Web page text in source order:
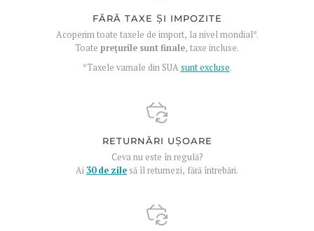
FĂRĂ TAXE ȘI IMPOZITE
Acoperim toate taxele de import, la nivel mondial*.
Toate prețurile sunt finale, taxe incluse.
*Taxele vamale din SUAsunt excluse.
RETURNĂRI UȘOARE
Ceva nu este în regulă?
Ai 30 de zile să îl returnezi, fără întrebări.